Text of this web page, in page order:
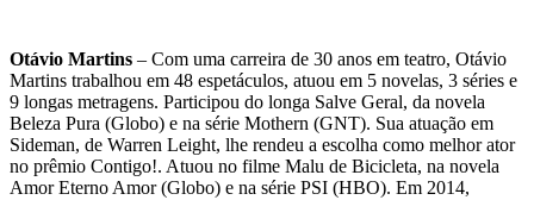
Otávio Martins – Com uma carreira de 30 anos em teatro, Otávio
Martins trabalhou em 48 espetáculos, atuou em 5 novelas, 3 séries e
9 longas metragens. Participou do longa Salve Geral, da novela
Beleza Pura (Globo) e na série Mothern (GNT). Sua atuação em
Sideman, de Warren Leight, lhe rendeu a escolha como melhor ator
no prêmio Contigo!. Atuou no filme Malu de Bicicleta, na novela
Amor Eterno Amor (Globo) e na série PSI (HBO). Em 2014,